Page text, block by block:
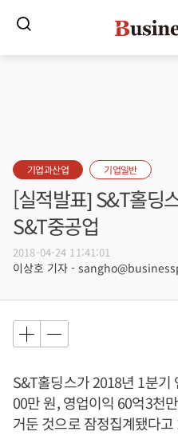
기업과산업 기업일반
[실적발표] S&T홀딩
S&T중공업
2018-04-24 11:41:01
이상호 기자 -
S&T홀딩스가 2018년 1분
00만 원, 영업이익 60억3천
거둔 것으로 잠정집계됐다